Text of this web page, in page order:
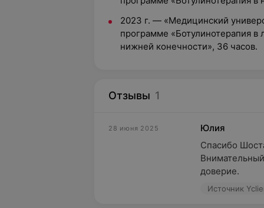
2023 г. — «Медицинский
программе «Ботулинотерапия в
нижней конечности», 36 часов.
Отзывы 1
28 июня 2025
Юлия
Спасибо
доверие.
Источник